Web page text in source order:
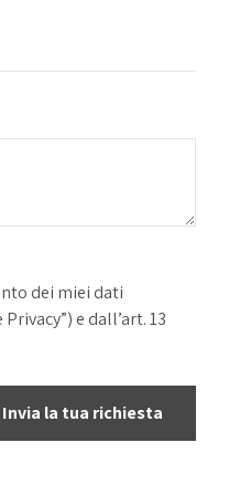
dei miei dati
e dall’art. 13